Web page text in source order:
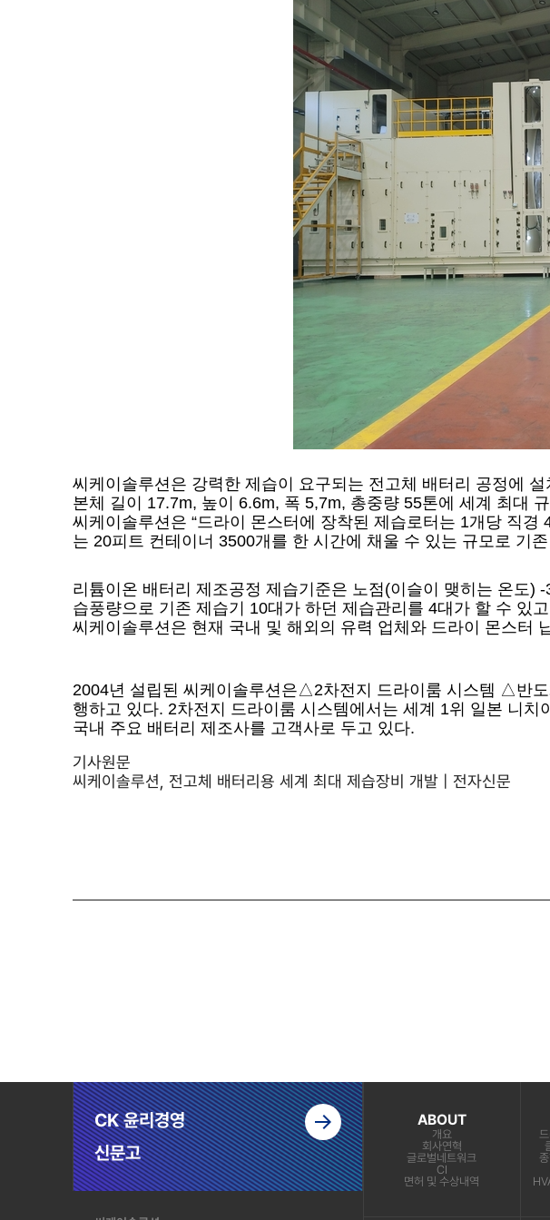
씨케이솔루션은 강력한 제습이 요구되는 전고체 배터리 공정에
본체 길이 17.7m, 높이 6.6m, 폭 5,7m, 총중량 55톤에 세계 최대
씨케이솔루션은 “드라이 몬스터에 장착된 제습로터는 1개당 직경
는 20피트 컨테이너 3500개를 한 시간에 채울 수 있는 규모로 기
리튬이온 배터리 제조공정 제습기준은 노점(이슬이 맺히는 온도)
습풍량으로 기존 제습기 10대가 하던 제습관리를 4대가 할 수 있
씨케이솔루션은 현재 국내 및 해외의 유력 업체와 드라이 몬스터
2004년 설립된 씨케이솔루션은△2차전지 드라이룸 시스템 △
행하고 있다. 2차전지 드라이룸 시스템에서는 세계 1위 일본 니
국내 주요 배터리 제조사를 고객사로 두고 있다.
기사원문
씨케이솔루션, 전고체 배터리용 세계 최대 제습장비 개발 | 전자신문
CK 윤리경영
신문고
ABOUT
개요
회사연혁
글로벌네트워크
CI
면허 및 수상내역